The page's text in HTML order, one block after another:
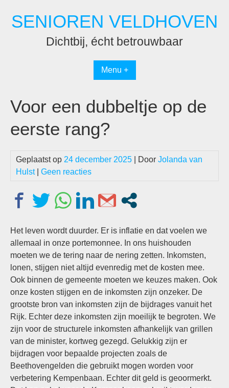
naar
inhoudSENIOREN VELDHOVEN
Dichtbij, écht betrouwbaar
Menu +
Voor een dubbeltje op de
eerste rang?
Geplaatst op 24 december 2025 | Door Jolanda van
Hulst| Geen reacties
Het leven wordt duurder. Er is inflatie en dat voelen we
allemaal in onze portemonnee. In ons huishouden
moeten we de tering naar de nering zetten. Inkomsten,
lonen, stijgen niet altijd evenredig met de kosten mee.
Ook binnen de gemeente moeten we keuzes maken. Ook
onze kosten stijgen en de inkomsten zijn onzeker. De
grootste bron van inkomsten zijn de bijdrages vanuit het
Rijk. Echter deze inkomsten zijn moeilijk te begroten. We
zijn voor de structurele inkomsten afhankelijk van grillen
van de minister, kortweg gezegd. Gelukkig zijn er
bijdragen voor bepaalde projecten zoals de
Beethovengelden die gebruikt mogen worden voor
verbetering Kempenbaan. Echter dit geld is geoormerkt.